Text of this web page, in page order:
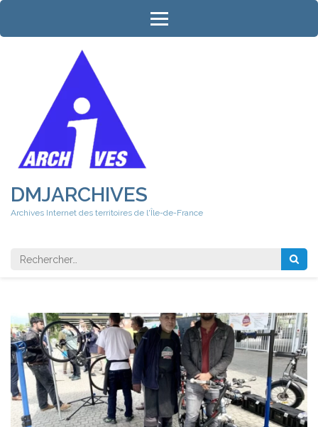
Aller
contenu
DMJARCHIVES
Archives Internet des territoires de l'Île-de-France
Rechercher